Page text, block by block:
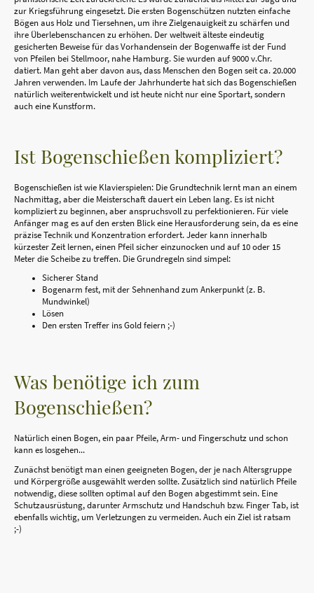
zur Kriegsführung eingesetzt. Die ersten Bogenschützen nutzten einfache
Bögen aus Holz und Tiersehnen, um ihre Zielgenauigkeit zu schärfen und
ihre Überlebenschancen zu erhöhen. Der weltweit älteste eindeutig
gesicherten Beweise für das Vorhandensein der Bogenwaffe ist der Fund
von Pfeilen bei Stellmoor, nahe Hamburg. Sie wurden auf 9000 v.Chr.
datiert. Man geht aber davon aus, dass Menschen den Bogen seit ca. 20.000
Jahren verwenden. Im Laufe der Jahrhunderte hat sich das Bogenschießen
natürlich weiterentwickelt und ist heute nicht nur eine Sportart, sondern
auch eine Kunstform.
Ist Bogenschießen kompliziert?
Bogenschießen ist wie Klavierspielen: Die Grundtechnik lernt man an einem
Nachmittag, aber die Meisterschaft dauert ein Leben lang. Es ist nicht
kompliziert zu beginnen, aber anspruchsvoll zu perfektionieren. Für viele
Anfänger mag es auf den ersten Blick eine Herausforderung sein, da es eine
präzise Technik und Konzentration erfordert. Jeder kann innerhalb
kürzester Zeit lernen, einen Pfeil sicher einzunocken und auf 10 oder 15
Meter die Scheibe zu treffen. Die Grundregeln sind simpel:
Sicherer Stand
Bogenarm fest, mit der Sehnenhand zum Ankerpunkt (z. B.
Mundwinkel)
Lösen
Den ersten Treffer ins Gold feiern ;-)
Was benötige ich zum
Bogenschießen?
Natürlich einen Bogen, ein paar Pfeile, Arm- und Fingerschutz und schon
kann es losgehen...
Zunächst benötigt man einen geeigneten Bogen, der je nach Altersgruppe
und Körpergröße ausgewählt werden sollte. Zusätzlich sind natürlich Pfeile
notwendig, diese sollten optimal auf den Bogen abgestimmt sein. Eine
Schutzausrüstung, darunter Armschutz und Handschuh bzw. Finger Tab, ist
ebenfalls wichtig, um Verletzungen zu vermeiden. Auch ein Ziel ist ratsam
;-)